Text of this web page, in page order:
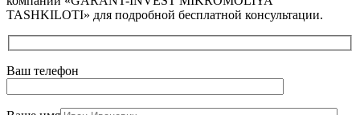
TASHKILOTI» для подробной бесплатной консультации.
Ваш телефон